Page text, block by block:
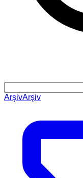
ArşivArşiv